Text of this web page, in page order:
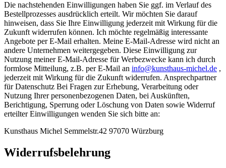
Die nachstehenden Einwilligungen haben Sie ggf. im Verlauf des
Bestellprozesses ausdrücklich erteilt. Wir möchten Sie darauf
hinweisen, dass Sie Ihre Einwilligung jederzeit mit Wirkung für die
Zukunft widerrufen können. Ich möchte regelmäßig interessante
Angebote per E-Mail erhalten. Meine E-Mail-Adresse wird nicht an
andere Unternehmen weitergegeben. Diese Einwilligung zur
Nutzung meiner E-Mail-Adresse für Werbezwecke kann ich durch
formlose Mitteilung, z.B. per E-Mail an info@kunsthaus-michel.de ,
jederzeit mit Wirkung für die Zukunft widerrufen. Ansprechpartner
für Datenschutz Bei Fragen zur Erhebung, Verarbeitung oder
Nutzung Ihrer personenbezogenen Daten, bei Auskünften,
Berichtigung, Sperrung oder Löschung von Daten sowie Widerruf
erteilter Einwilligungen wenden Sie sich bitte an:
Kunsthaus Michel Semmelstr.42 97070 Würzburg
Widerrufsbelehrung